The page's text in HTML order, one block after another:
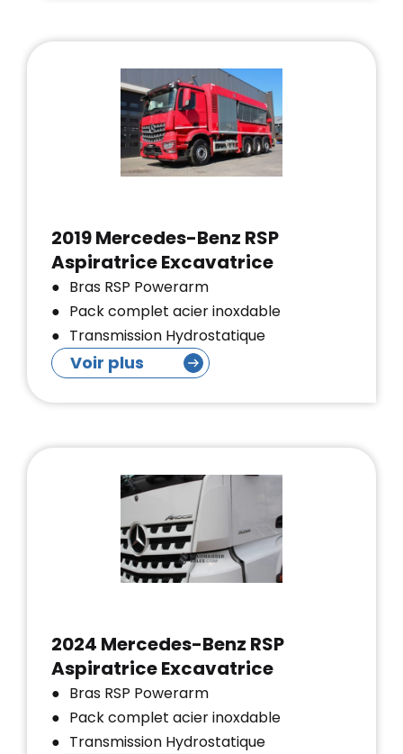
2019 Mercedes-Benz RSP
Aspiratrice Excavatrice
Bras RSP Powerarm
Pack complet acier inoxdable
Transmission Hydrostatique
Voir plus
2024 Mercedes-Benz RSP
Aspiratrice Excavatrice
Bras RSP Powerarm
Pack complet acier inoxdable
Transmission Hydrostatique